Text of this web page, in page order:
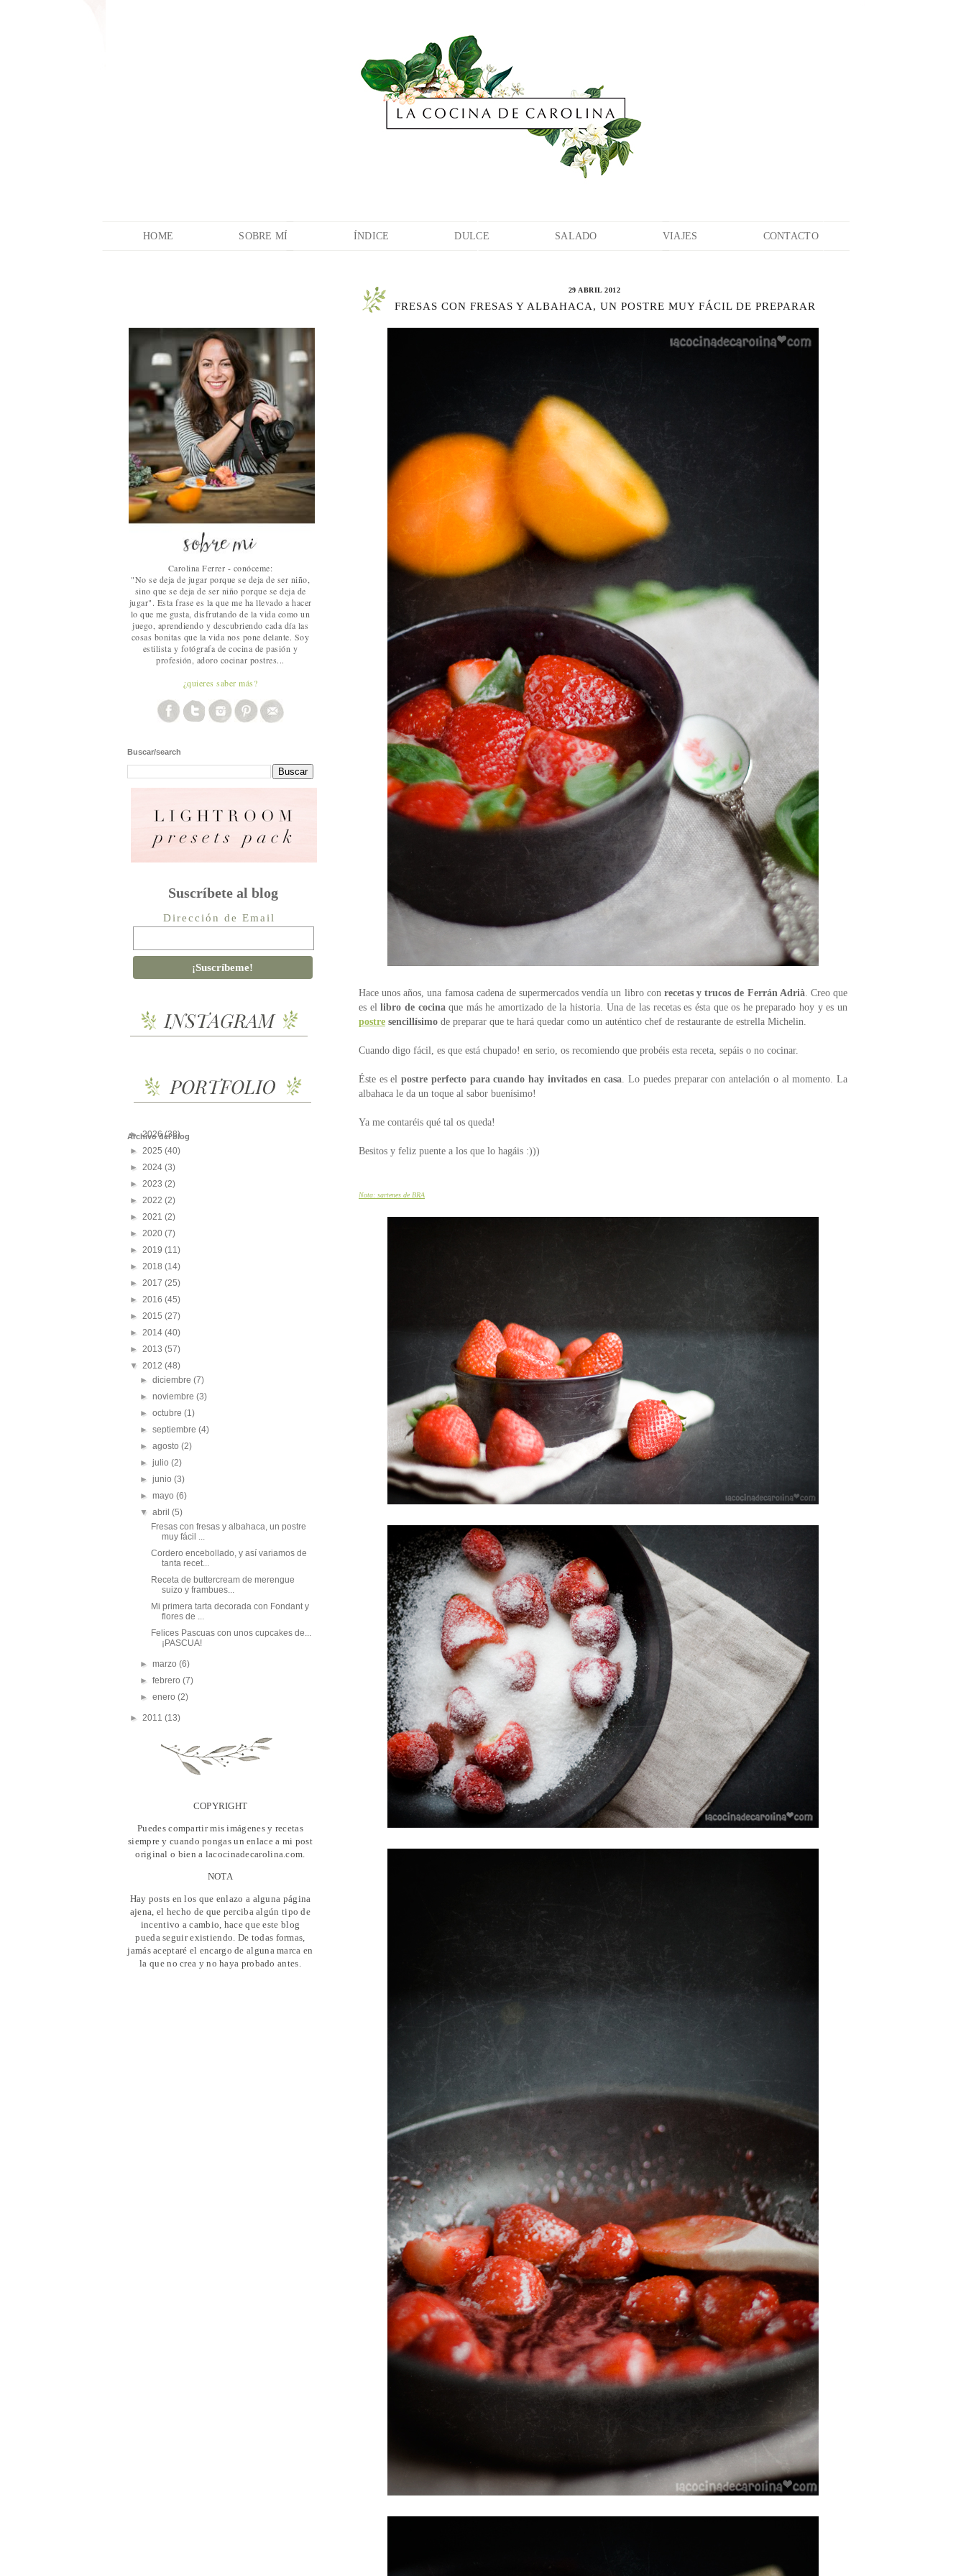
HOME SOBRE MÍ ÍNDICE DULCE SALADO VIAJES CONTACTO
29 ABRIL 2012
FRESAS CON FRESAS Y ALBAHACA, UN POSTRE MUY FÁCIL DE PREPARAR
Hace unos años, una famosa cadena de supermercados vendía un libro con recetas y trucos de Ferrán Adrià . Creo que
es ellibro de cocina que más he amortizado de la historia. Una de las recetas es ésta que os he preparado hoy y es un
postre sencillísimo de preparar que te hará quedar como un auténtico chef de restaurante de estrella Michelin.
Cuando digo fácil, es que está chupado! en serio, os recomiendo que probéis esta receta, sepáis o no cocinar.
Éste es elpostre perfecto para cuando hay invitados en casa . Lo puedes preparar con antelación o al momento. La
albahaca le da un toque al sabor buenísimo!
Ya me contaréis qué tal os queda!
Besitos y feliz puente a los que lo hagáis :)))
Nota: sartenes de BRA
Carolina Ferrer - conóceme:
"No se deja de jugar porque se deja de ser niño,
sino que se deja de ser niño porque se deja de
jugar". Esta frase es la que me ha llevado a hacer
lo que me gusta, disfrutando de la vida como un
juego, aprendiendo y descubriendo cada día las
cosas bonitas que la vida nos pone delante. Soy
estilista y fotógrafa de cocina de pasión y
profesión, adoro cocinar postres...
¿quieres saber más?
Buscar/search
Suscríbete al blog
Dirección de Email
Archivo del blog
►2026(38)
► 2025 (40)
► 2024 (3)
► 2023 (2)
► 2022 (2)
► 2021 (2)
► 2020 (7)
► 2019 (11)
► 2018 (14)
► 2017 (25)
► 2016 (45)
► 2015 (27)
► 2014 (40)
► 2013 (57)
▼ 2012 (48)
►diciembre(7)
►noviembre(3)
►octubre(1)
►septiembre(4)
►agosto(2)
►julio(2)
►junio(3)
►mayo(6)
▼abril(5)
Fresas con fresas y albahaca, un postre
muy fácil ...
Cordero encebollado, y así variamos de
tanta recet...
Receta de buttercream de merengue
suizo y frambues...
Mi primera tarta decorada con Fondant y
flores de ...
Felices Pascuas con unos cupcakes de...
¡PASCUA!
►marzo(6)
►febrero(7)
►enero(2)
► 2011 (13)
COPYRIGHT
Puedes compartir mis imágenes y recetas
siempre y cuando pongas un enlace a mi post
original o bien a lacocinadecarolina.com.
NOTA
Hay posts en los que enlazo a alguna página
ajena, el hecho de que perciba algún tipo de
incentivo a cambio, hace que este blog
pueda seguir existiendo. De todas formas,
jamás aceptaré el encargo de alguna marca en
la que no crea y no haya probado antes.